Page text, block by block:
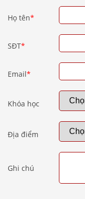
Họ tên*
SĐT*
Email*
Khóa học
Địa điểm
Ghi chú